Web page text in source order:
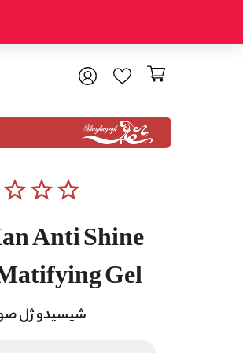
star_borderstar_borderstar_border
Anti Shine
Gel
شیسیدو ژل